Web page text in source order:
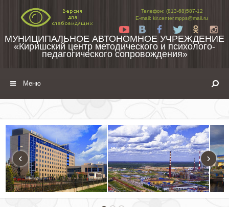
Телефон: (813-68)587-12
E-mail: kir.center.mpps@mail.ru
Yt
Tw
МУНИЦИПАЛЬНОЕ АВТОНОМНОЕ УЧРЕЖДЕНИЕ
«Киришский центр методического и психолого-
педагогического сопровождения»
Меню
‹ ›